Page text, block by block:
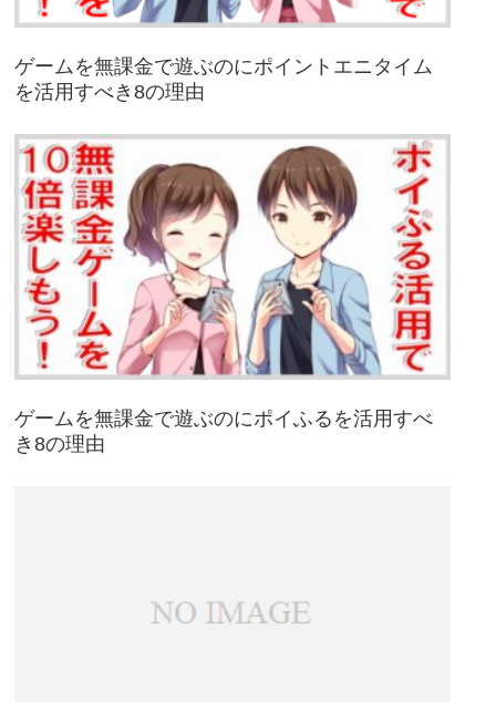
ゲームを無課金で遊ぶのにポイントエニタイム
を活用すべき8の理由
ゲームを無課金で遊ぶのにポイふるを活用すべ
き8の理由